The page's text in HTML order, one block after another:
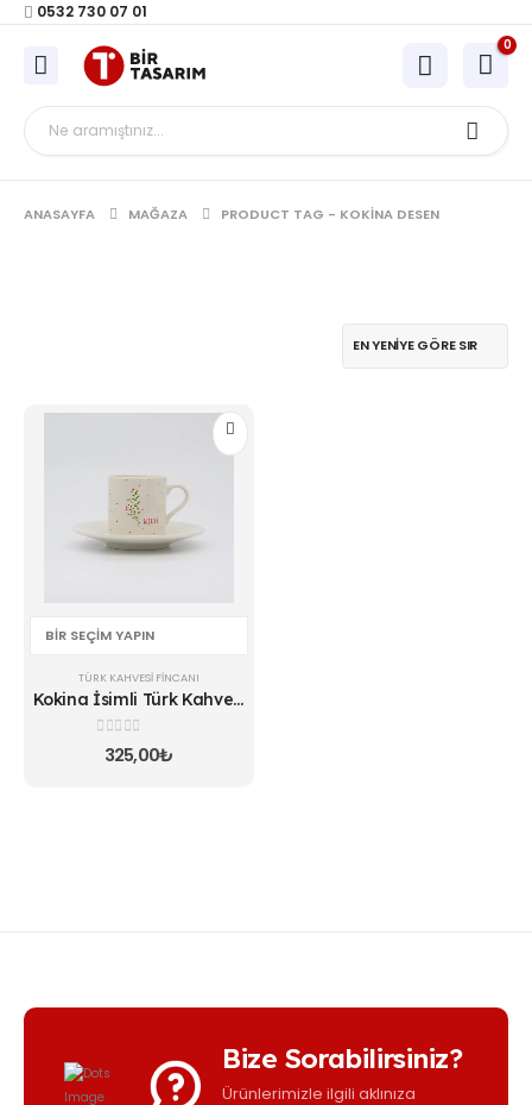
0532 730 07 01
0
ANASAYFA MAĞAZA PRODUCT TAG - KOKINA DESEN
Seçenekler
seçilebilir
TÜRK KAHVESI FINCANI
Kokina İsimli Türk Kahvesi
Fincanı
5 üzerinden
325,00₺
Bize Sorabilirsiniz?
Ürünlerimizle ilgili aklınıza